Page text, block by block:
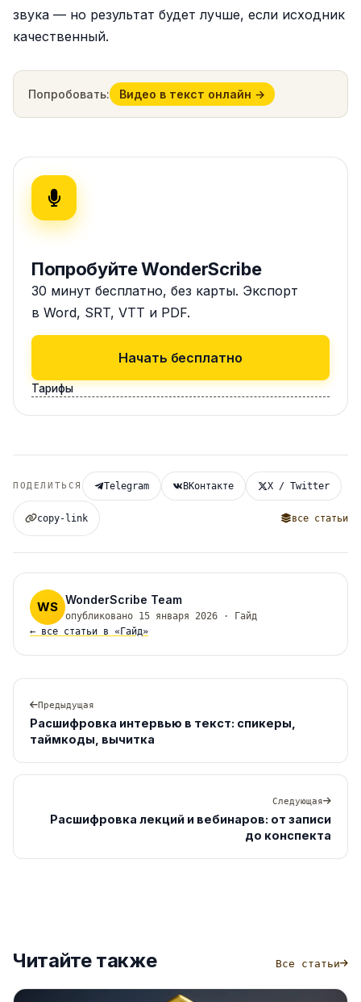
звука — но результат будет лучше, если исходник
качественный.
Попробовать: Видео в текст онлайн →
Попробуйте WonderScribe
30 минут бесплатно, без карты. Экспорт
в Word, SRT, VTT и PDF.
Начать бесплатно
Тарифы
ПОДЕЛИТЬСЯ Telegram ВКонтакте X / Twitter
copy-link все статьи
WS WonderScribe Team
опубликовано 15 января 2026 · Гайд
← все статьи в «Гайд»
Предыдущая
Расшифровка интервью в текст: спикеры,
таймкоды, вычитка
Следующая
Расшифровка лекций и вебинаров: от записи
до конспекта
Читайте также Все статьи